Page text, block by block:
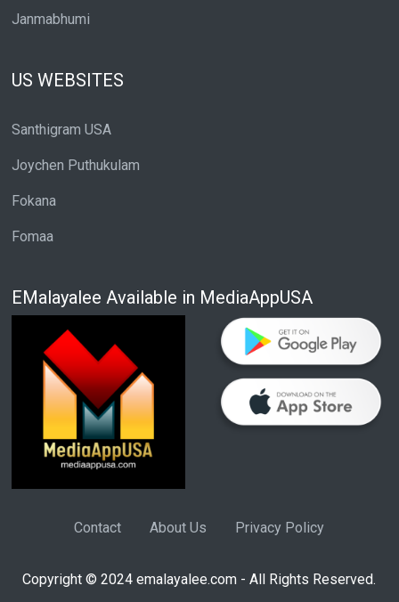
Janmabhumi
US WEBSITES
Santhigram USA
Joychen Puthukulam
Fokana
Fomaa
EMalayalee Available in MediaAppUSA
Contact About Us Privacy Policy
Copyright © 2024 emalayalee.com - All Rights Reserved.